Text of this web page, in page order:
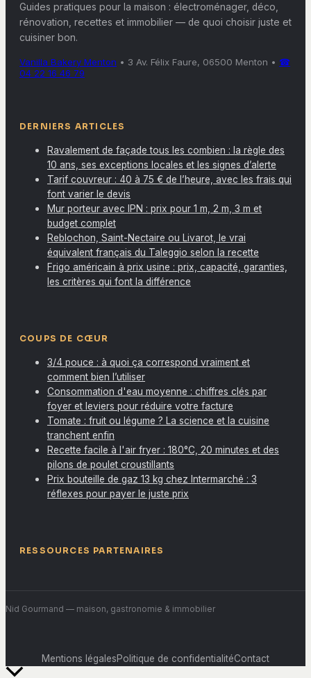
Guides pratiques pour la maison : électroménager, déco,
rénovation, recettes et immobilier — de quoi choisir juste et
cuisiner bon.
Vanilla Bakery Menton • 3 Av. Félix Faure, 06500 Menton • ☎
04 22 16 46 79
DERNIERS ARTICLES
Ravalement de façade tous les combien : la règle des
10 ans, ses exceptions locales et les signes d’alerte
Tarif couvreur : 40 à 75 € de l’heure, avec les frais qui
font varier le devis
Mur porteur avec IPN : prix pour 1 m, 2 m, 3 m et
budget complet
Reblochon, Saint-Nectaire ou Livarot, le vrai
équivalent français du Taleggio selon la recette
Frigo américain à prix usine : prix, capacité, garanties,
les critères qui font la différence
COUPS DE CŒUR
3/4 pouce : à quoi ça correspond vraiment et
comment bien l’utiliser
Consommation d'eau moyenne : chiffres clés par
foyer et leviers pour réduire votre facture
Tomate : fruit ou légume ? La science et la cuisine
tranchent enfin
Recette facile à l'air fryer : 180°C, 20 minutes et des
pilons de poulet croustillants
Prix bouteille de gaz 13 kg chez Intermarché : 3
réflexes pour payer le juste prix
RESSOURCES PARTENAIRES
Nid Gourmand — maison, gastronomie & immobilier
Mentions légalesPolitique de confidentialitéContact